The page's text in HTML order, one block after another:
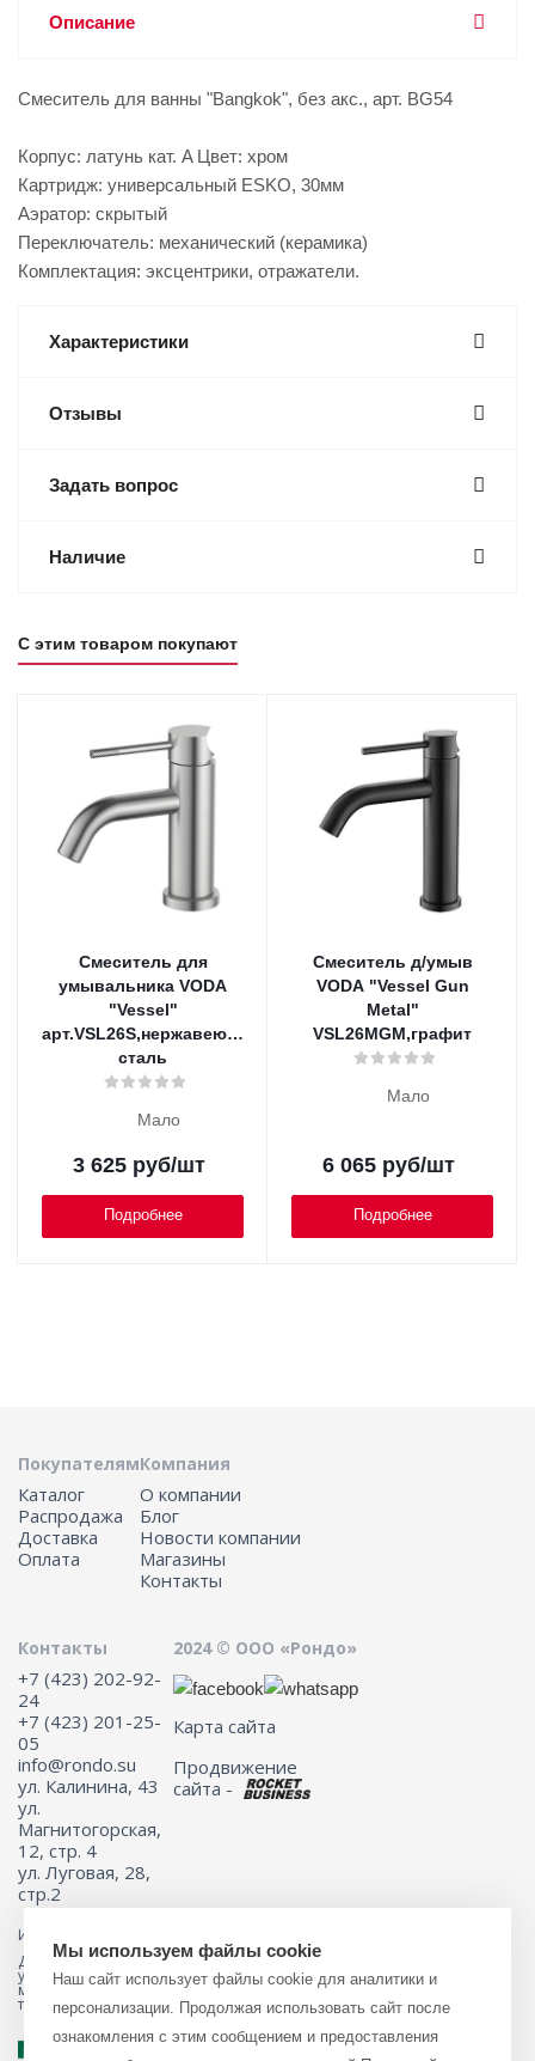
Описание
Смеситель для ванны "Bangkok", без акс., арт. BG54
Корпус: латунь кат. A Цвет: хром
Картридж: универсальный ESKO, 30мм
Аэратор: скрытый
Переключатель: механический (керамика)
Комплектация: эксцентрики, отражатели.
Характеристики
Отзывы
Задать вопрос
Наличие
С этим товаром покупают
Смеситель для
умывальника VODA
"Vessel"
арт.VSL26S,нержавеющая
сталь
Мало
3 625руб/шт
Подробнее
Смеситель д/умыв
VODA "Vessel Gun
Metal"
VSL26MGM,графит
Мало
6 065руб/шт
Подробнее
Покупателям
Каталог
Распродажа
Доставка
Оплата
Компания
О компании
Блог
Новости компании
Магазины
Контакты
Контакты
+7 (423) 202-92-
24
+7 (423) 201-25-
05
info@rondo.su
ул. Калинина, 43
ул.
Магнитогорская,
12, стр. 4
ул. Луговая, 28,
стр.2
2024 © ООО «Рондо»
Карта сайта
Продвижение
сайта -
Информация на сайте не является публичной офертой.
Для получения подробной информации о наличии и стоимости
указанных товаров и (или) услуг, пожалуйста, обращайтесь к
менеджеру сайта с помощью специальной формы связи или по
телефону 8 (423) 201-25-05
Мы используем файлы cookie
Наш сайт использует файлы cookie для аналитики и
персонализации. Продолжая использовать сайт после
ознакомления с этим сообщением и предоставления